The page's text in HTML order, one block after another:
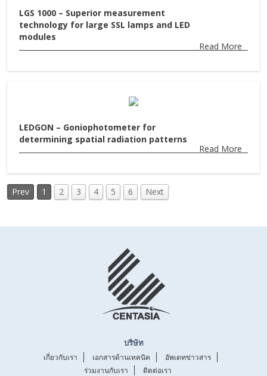
LGS 1000 – Superior measurement
technology for large SSL lamps and LED
modules
Read More
LEDGON – Goniophotometer for
determining spatial radiation patterns
Read More
Prev 1 2 3 4 5 6 Next
บริษัท
เกี่ยวกับเรา เอกสารด้านเทคนิค
อัพเดทข่าวสาร
ร่วมงานกับเรา
ติดต่อเรา